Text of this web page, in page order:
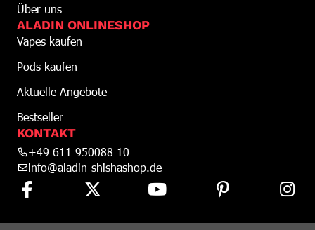
Über uns
ALADIN ONLINESHOP
Vapes kaufen
Pods kaufen
Aktuelle Angebote
Bestseller
KONTAKT
+49 611 950088 10
info@aladin-shishashop.de